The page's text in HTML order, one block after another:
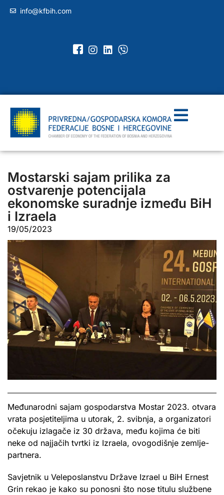
info@kfbih.com
Mostarski sajam prilika za
ostvarenje potencijala
ekonomske suradnje između BiH
i Izraela
19/05/2023
Međunarodni sajam gospodarstva Mostar 2023. otvara
vrata posjetiteljima u utorak, 2. svibnja, a organizatori
očekuju izlagače iz 30 država, među kojima će biti
neke od najjačih tvrtki iz Izraela, ovogodišnje zemlje-
partnera.
Savjetnik u Veleposlanstvu Države Izrael u BiH Ernest
Grin rekao je kako su ponosni što nose titulu službene